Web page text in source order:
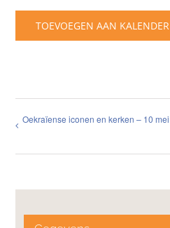
TOEVOEGEN AAN KALENDER
Oekraïense iconen en kerken – 10 mei